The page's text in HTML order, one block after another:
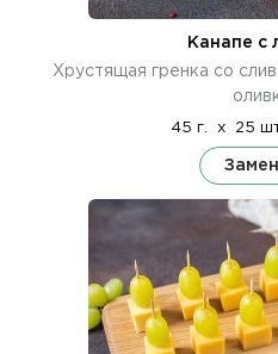
Канапе с
Хрустящая гренка со
45 г. x 25